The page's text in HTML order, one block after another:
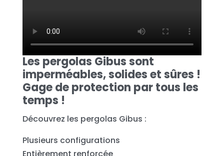
Les pergolas Gibus sont
imperméables, solides et sûres !
Gage de protection par tous les
temps !
Découvrez les pergolas Gibus :
Plusieurs configurations